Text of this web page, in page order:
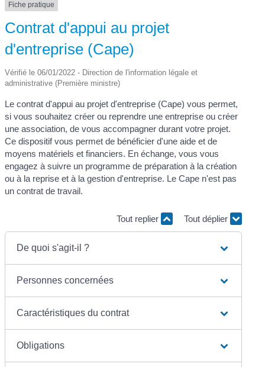
Fiche pratique
Contrat d'appui au projet
d'entreprise (Cape)
Vérifié le 06/01/2022 - Direction de l'information légale et
administrative (Première ministre)
Le contrat d'appui au projet d'entreprise (Cape) vous permet,
si vous souhaitez créer ou reprendre une entreprise ou créer
une association, de vous accompagner durant votre projet.
Ce dispositif vous permet de bénéficier d'une aide et de
moyens matériels et financiers. En échange, vous vous
engagez à suivre un programme de préparation à la création
ou à la reprise et à la gestion d'entreprise. Le Cape n'est pas
un contrat de travail.
Tout replier Tout déplier
De quoi s'agit-il ?
Personnes concernées
Caractéristiques du contrat
Obligations